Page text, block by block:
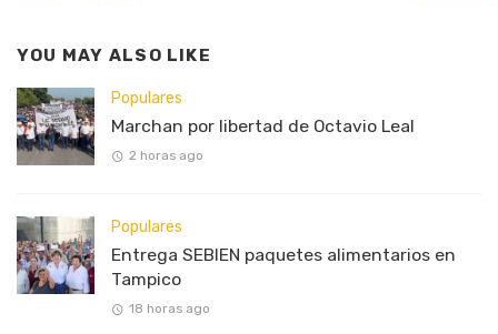
YOU MAY ALSO LIKE
Populares
Marchan por libertad de Octavio Leal
2 horas ago
Populares
Entrega SEBIEN paquetes alimentarios en
Tampico
18 horas ago